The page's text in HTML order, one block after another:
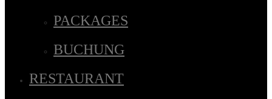
PACKAGES
BUCHUNG
RESTAURANT